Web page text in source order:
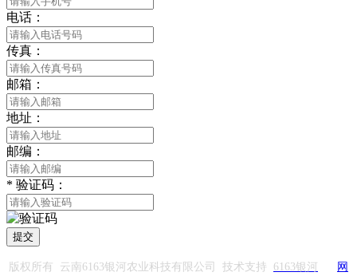
电话：
传真：
邮箱：
地址：
邮编：
* 验证码：
提交
版权所有 云南6163银河农业科技有限公司 技术支持 6163银河
网